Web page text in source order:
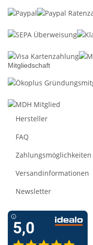
Mitgliedschaft
Hersteller
FAQ
Zahlungsmöglichkeiten
Versandinformationen
Newsletter